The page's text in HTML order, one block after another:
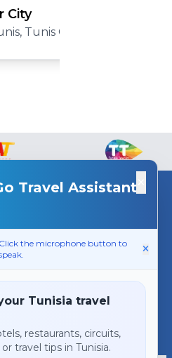
City
Tunis Governorate
Travel Assistant
Click the microphone button to
Tunisia travel
restaurants, circuits,
travel tips in Tunisia.
Support